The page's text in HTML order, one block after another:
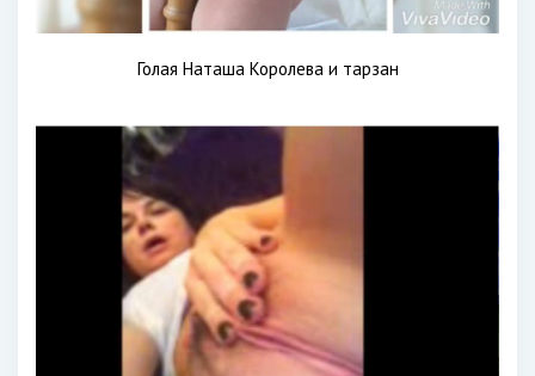
Голая Наташа Королева и тарзан